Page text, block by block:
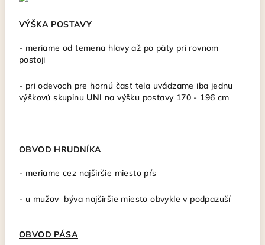
VÝŠKA POSTAVY
- meriame od temena hlavy až po päty pri rovnom
postoji
- pri odevoch pre hornú časť tela uvádzame iba jednu
výškovú skupinu UNI na výšku postavy 170 - 196 cm
OBVOD HRUDNÍKA
- meriame cez najširšie miesto pŕs
- u mužov býva najširšie miesto obvykle v podpazuší
OBVOD PÁSA